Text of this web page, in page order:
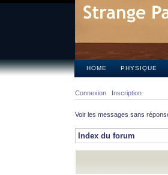
HOME PHYSIQUE
Connexion Inscription
Voir les messages sans
Index du forum